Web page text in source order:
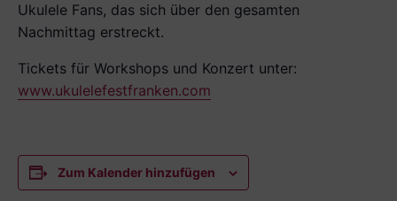
Ukulele Fans, das sich über den gesamten
Nachmittag erstreckt.
Tickets für Workshops und Konzert unter:
www.ukulelefestfranken.com
Zum Kalender hinzufügen